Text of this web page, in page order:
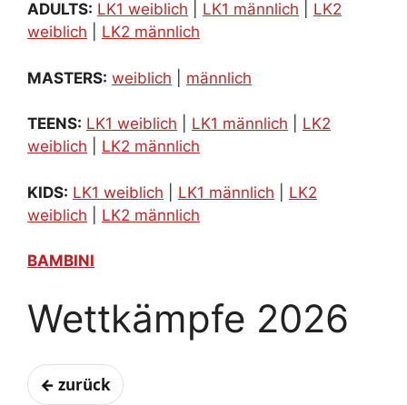
ADULTS: LK1 weiblich LK1 männlich
LK2
weiblich
LK2 männlich
MASTERS: weiblich männlich
TEENS: LK1 weiblich LK1 männlich
LK2
weiblich
LK2 männlich
KIDS: LK1 weiblich LK1 männlich
LK2
weiblich
LK2 männlich
BAMBINI
Wettkämpfe 2026
← zurück